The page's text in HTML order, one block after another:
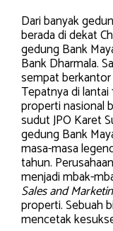
Dari banyak
berada di dekat
gedung Bank
Bank Dharmala.
sempat berkantor
Tepatnya di lantai
properti nasional
sudut JPO Karet
gedung Bank
masa-masa
tahun.
menjadi mbak-
Sales and
properti. Sebuah
mencetak